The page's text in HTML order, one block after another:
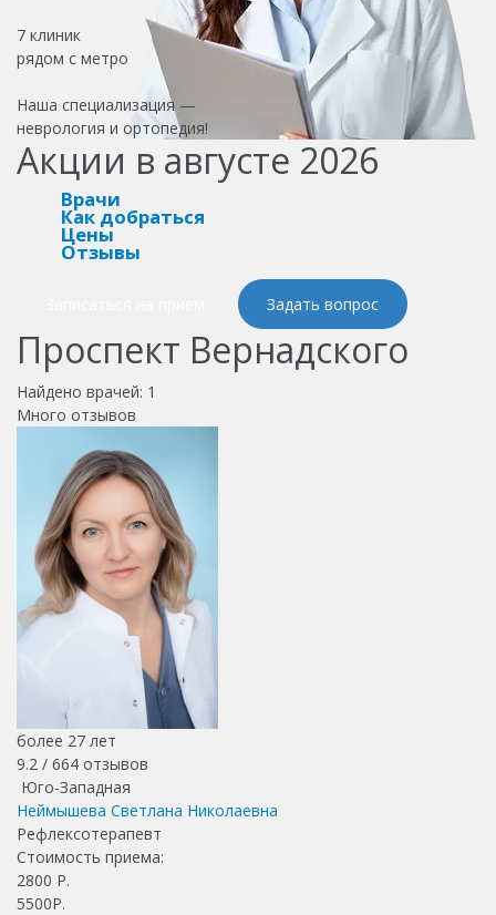
7 клиник
рядом с метро
Наша специализация —
неврология и ортопедия!
Акции в августе 2026
Врачи
Как добраться
Цены
Отзывы
Задать вопрос
Проспект Вернадского
Найдено врачей: 1
Много отзывов
более 27 лет
9.2 / 664 отзывов
Юго-Западная
Неймышева Светлана Николаевна
Рефлексотерапевт
Стоимость приема:
2800 Р.
5500Р.